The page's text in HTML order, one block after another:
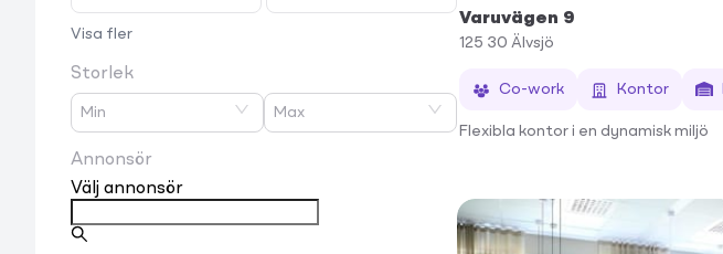
Visa fler
Storlek
Min Max
Annonsör
Välj annonsör
Varuvägen 9
125 30 Älvsjö
Co-work Kontor
Flexibla kontor i en dynamisk miljö